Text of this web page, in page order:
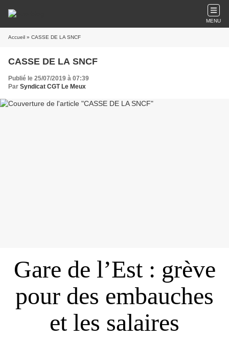
MENU
Accueil » CASSE DE LA SNCF
CASSE DE LA SNCF
Publié le 25/07/2019 à 07:39
Par Syndicat CGT Le Meux
Gare de l’Est : grève
pour des embauches
et les salaires